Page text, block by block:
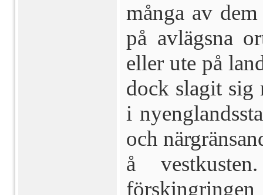
många av
på avlägsna
eller ute på
dock slagit sig
i
och
å